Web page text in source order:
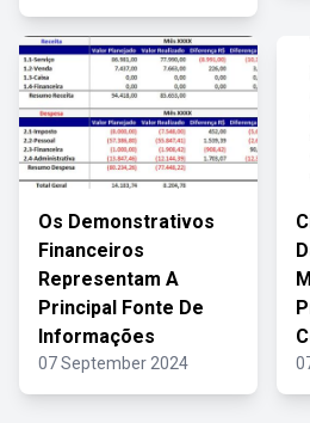
Os Demonstrativos
Financeiros
Representam A
Principal Fonte De
Informações
07 September 2024